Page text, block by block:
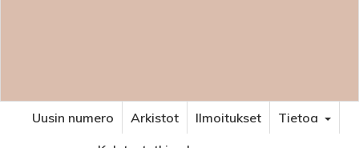
Uusin numero Arkistot Ilmoitukset
Tietoa